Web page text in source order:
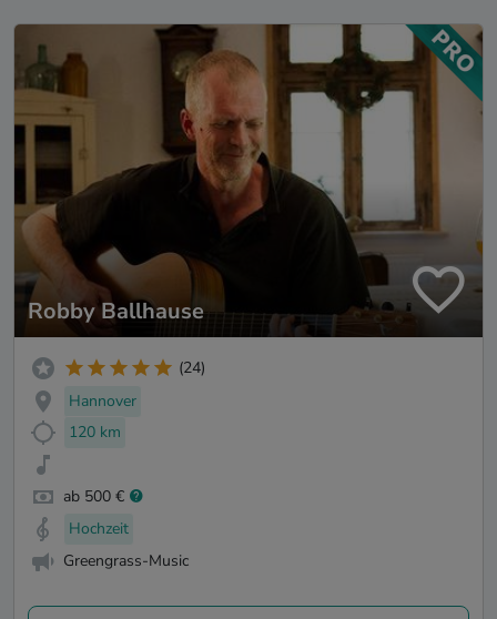
Robby Ballhause
(24)
Hannover
120 km
ab 500 €
Hochzeit
Greengrass-Music